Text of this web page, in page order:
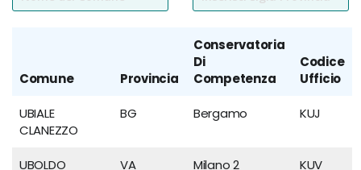
Comune Provincia
Conservatoria
Di
Competenza
Codice
Ufficio
UBIALE
CLANEZZO
BG Bergamo KUJ
UBOLDO VA Milano 2 KUV